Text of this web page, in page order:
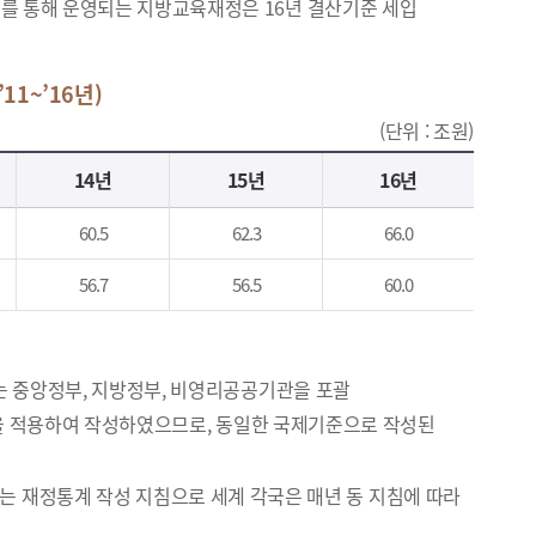
통해 운영되는 지방교육재정은 16년 결산기준 세입
년)
(단위 : 조원)
14년
15년 16년
60.5 62.3 66.0
56.7 56.5 60.0
앙정부, 지방정부, 비영리공공기관을 포괄
용하여 작성하였으므로, 동일한 국제기준으로 작성된
정통계 작성 지침으로 세계 각국은 매년 동 지침에 따라